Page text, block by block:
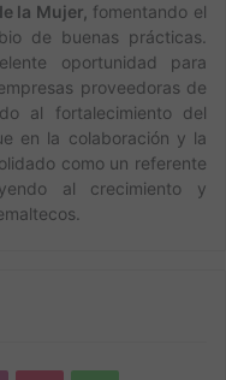
la Mujer, fomentando el
de buenas prácticas.
oportunidad para
proveedoras de
al fortalecimiento del
en la colaboración y la
como un referente
al crecimiento y